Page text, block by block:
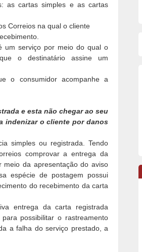
as cartas simples e as cartas
Correios na qual o cliente
um serviço por meio do qual o
o destinatário assine um
o consumidor acompanhe a
e esta não chegar ao seu
indenizar o cliente por danos
simples ou registrada. Tendo
comprovar a entrega da
meio da apresentação do aviso
espécie de postagem possui
do recebimento da carta
entrega da carta registrada
possibilitar o rastreamento
a falha do serviço prestado, a